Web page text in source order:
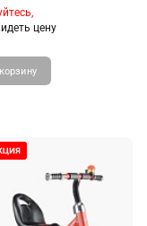
цену